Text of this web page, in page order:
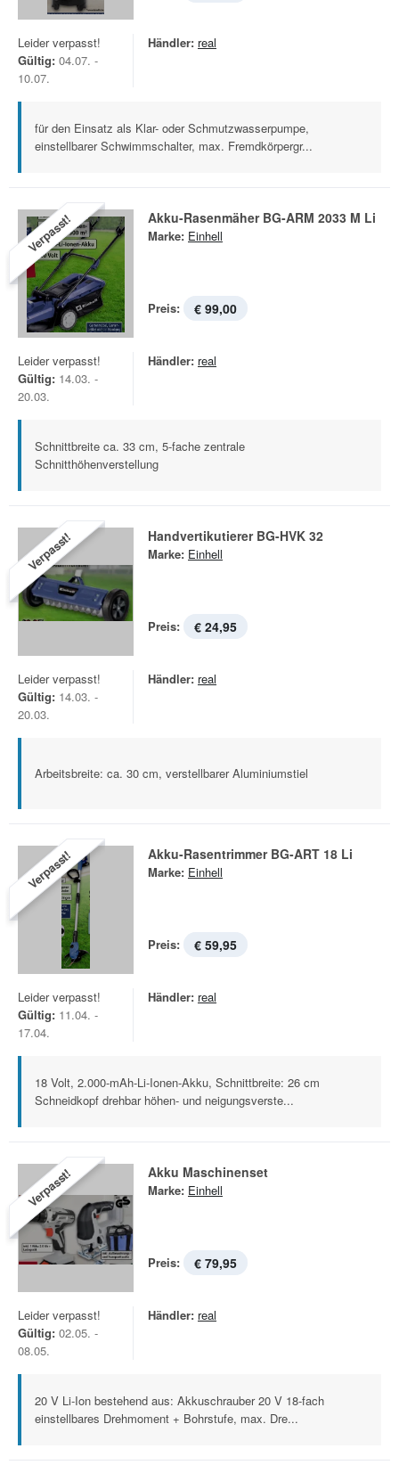
Leider verpasst!
Gültig: 04.07. -
10.07.
Händler: real
für den Einsatz als Klar- oder Schmutzwasserpumpe,
einstellbarer Schwimmschalter, max. Fremdkörpergr...
Verpasst! Akku-Rasenmäher BG-ARM 2033 M Li
Marke: Einhell
Preis: € 99,00
Leider verpasst!
Gültig: 14.03. -
20.03.
Händler: real
Schnittbreite ca. 33 cm, 5-fache zentrale
Schnitthöhenverstellung
Verpasst! Handvertikutierer BG-HVK 32
Marke: Einhell
Preis: € 24,95
Leider verpasst!
Gültig: 14.03. -
20.03.
Händler: real
Arbeitsbreite: ca. 30 cm, verstellbarer Aluminiumstiel
Verpasst! Akku-Rasentrimmer BG-ART 18 Li
Marke: Einhell
Preis: € 59,95
Leider verpasst!
Gültig: 11.04. -
17.04.
Händler: real
18 Volt, 2.000-mAh-Li-Ionen-Akku, Schnittbreite: 26 cm
Schneidkopf drehbar höhen- und neigungsverste...
Verpasst! Akku Maschinenset
Marke: Einhell
Preis: € 79,95
Leider verpasst!
Gültig: 02.05. -
08.05.
Händler: real
20 V Li-Ion bestehend aus: Akkuschrauber 20 V 18-fach
einstellbares Drehmoment + Bohrstufe, max. Dre...